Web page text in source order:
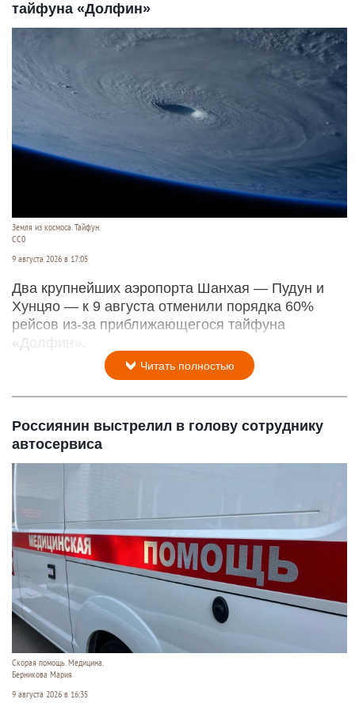
тайфуна «Долфин»
Земля из космоса. Тайфун.
СС0
9 августа 2026 в 17:05
Два крупнейших аэропорта Шанхая — Пудун и
Хунцяо — к 9 августа отменили порядка 60%
рейсов из-за приближающегося тайфуна
«Долфин».
Читать полностью
Россиянин выстрелил в голову сотруднику
автосервиса
Скорая помощь. Медицина.
Берникова Мария
9 августа 2026 в 16:35